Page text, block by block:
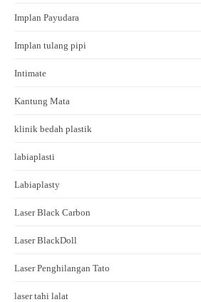
Implan Payudara
Implan tulang pipi
Intimate
Kantung Mata
klinik bedah plastik
labiaplasti
Labiaplasty
Laser Black Carbon
Laser BlackDoll
Laser Penghilangan Tato
laser tahi lalat